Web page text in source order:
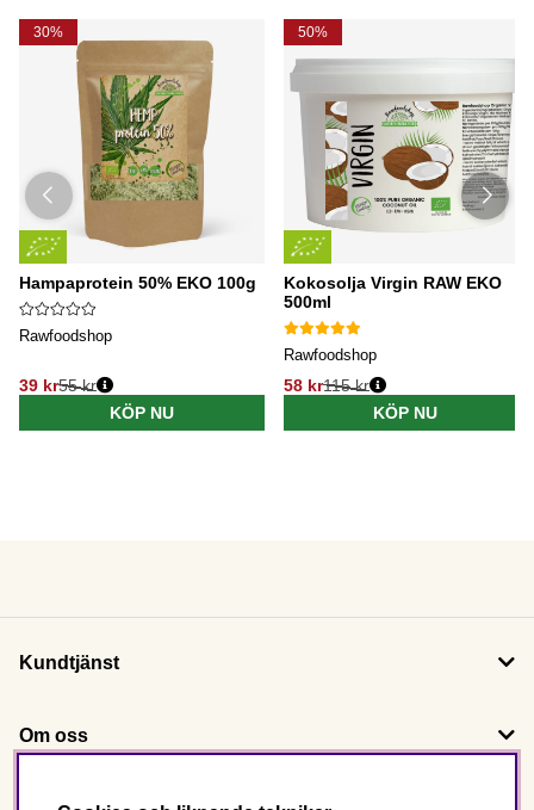
30%
Hampaprotein 50% EKO 100g
Rawfoodshop
39 kr55 kr
KÖP NU
50%
Kokosolja Virgin RAW EKO
500ml
Rawfoodshop
58 kr115 kr
KÖP NU
Kundtjänst
Om oss